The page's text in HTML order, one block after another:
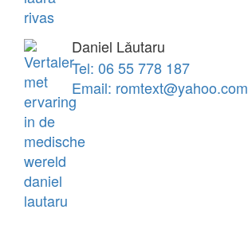
Daniel Lǎutaru
Tel: 06 55 778 187
Email: romtext@yahoo.com